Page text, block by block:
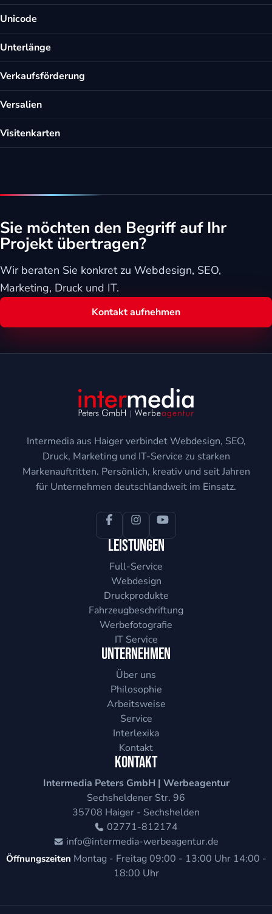
Unicode
Unterlänge
Verkaufsförderung
Versalien
Visitenkarten
Sie möchten den Begriff auf Ihr
Projekt übertragen?
Wir beraten Sie konkret zu Webdesign, SEO,
Marketing, Druck und IT.
Kontakt aufnehmen
Intermedia aus Haiger verbindet Webdesign, SEO,
Druck, Marketing und IT-Service zu starken
Markenauftritten. Persönlich, kreativ und seit Jahren
für Unternehmen deutschlandweit im Einsatz.
Leistungen
Full-Service
Webdesign
Druckprodukte
Fahrzeugbeschriftung
Werbefotografie
IT Service
Unternehmen
Über uns
Philosophie
Arbeitsweise
Service
Interlexika
Kontakt
Kontakt
Intermedia Peters GmbH | Werbeagentur
Sechsheldener Str. 96
35708 Haiger - Sechshelden
02771-812174
info@intermedia-werbeagentur.de
Öffnungszeiten Montag - Freitag 09:00 - 13:00 Uhr 14:00 -
18:00 Uhr